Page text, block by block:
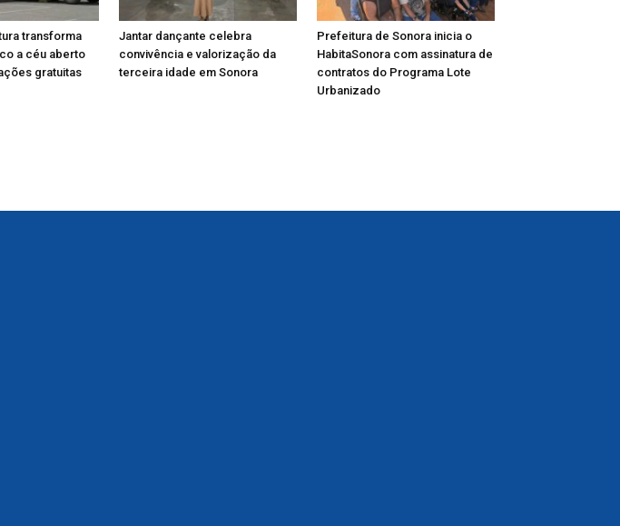
transforma
a céu aberto
gratuitas
Jantar dançante celebra
convivência e valorização da
terceira idade em Sonora
Prefeitura de Sonora inicia o
HabitaSonora com assinatura de
contratos do Programa Lote
Urbanizado